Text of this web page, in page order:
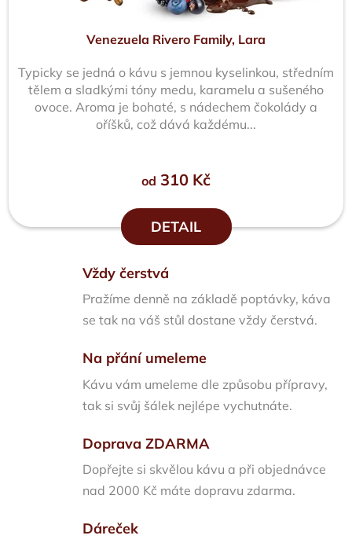
Venezuela Rivero Family, Lara
od 310 Kč
DETAIL
Typicky se jedná o kávu s jemnou kyselinkou, středním
tělem a sladkými tóny medu, karamelu a sušeného
ovoce. Aroma je bohaté, s nádechem čokolády a
oříšků, což dává každému...
Vždy čerstvá
Pražíme denně na základě poptávky, káva
se tak na váš stůl dostane vždy čerstvá.
Na přání umeleme
Kávu vám umeleme dle způsobu přípravy,
tak si svůj šálek nejlépe vychutnáte.
Doprava ZDARMA
Dopřejte si skvělou kávu a při objednávce
nad 2000 Kč máte dopravu zdarma.
Dáreček